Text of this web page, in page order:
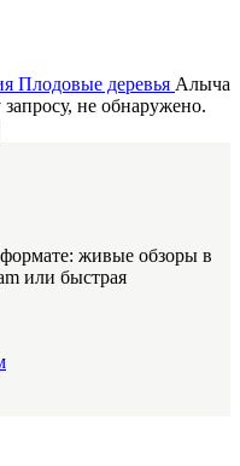
Плодовые деревья Алыча
не обнаружено.
живые обзоры в
или быстрая